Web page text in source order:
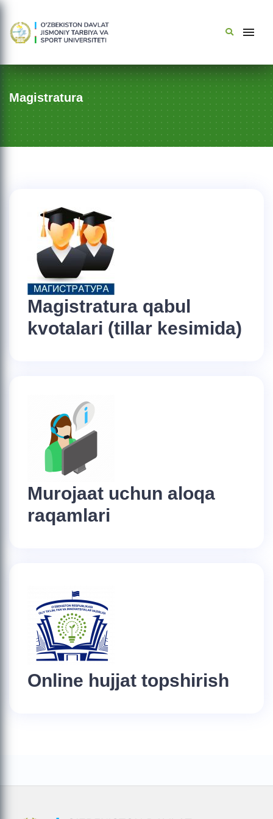
Magistratura
Magistratura qabul
kvotalari (tillar kesimida)
Murojaat uchun aloqa
raqamlari
Online hujjat topshirish